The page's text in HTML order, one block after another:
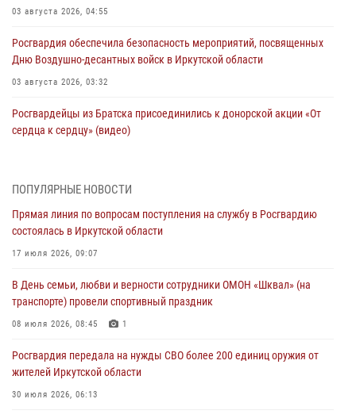
03 августа 2026, 04:55
Росгвардия обеспечила безопасность мероприятий, посвященных
Дню Воздушно-десантных войск в Иркутской области
03 августа 2026, 03:32
Росгвардейцы из Братска присоединились к донорской акции «От
сердца к сердцу» (видео)
Сотрудники Росгвардии нашли и вернули родственникам
30 июля 2026, 07:37
Росгвардия передала на нужды СВО более 200 единиц оружия от
30 июля 2026, 06:13
При силовой поддержке СОБР Росгвардии в Иркутской области
30 июля 2026, 04:19
В честь 10-летия Росгвардии сотрудники вневедомственной охраны
ПОПУЛЯРНЫЕ НОВОСТИ
Прямая линия по вопросам поступления на службу в Росгвардию
состоялась в Иркутской области
17 июля 2026, 09:07
В День семьи, любви и верности сотрудники ОМОН «Шквал» (на
транспорте) провели спортивный праздник
08 июля 2026, 08:45 1
Росгвардия передала на нужды СВО более 200 единиц оружия от
жителей Иркутской области
30 июля 2026, 06:13